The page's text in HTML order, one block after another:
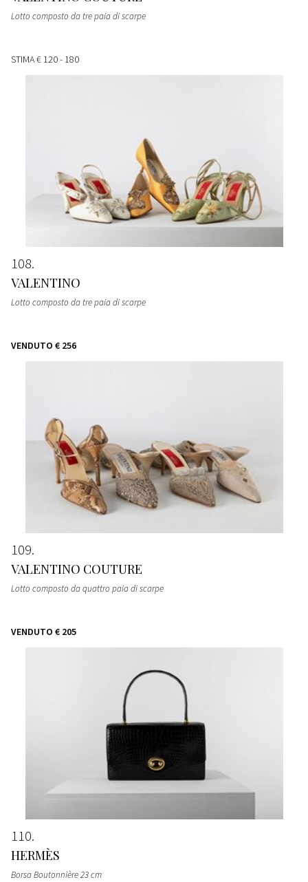
Lotto composto da tre paia di scarpe
STIMA€ 120 - 180
108
VALENTINO
Lotto composto da tre paia di scarpe
VENDUTO € 256
109
VALENTINO COUTURE
Lotto composto da quattro paia di scarpe
VENDUTO € 205
110
HERMÈS
Borsa Boutonnière 23 cm